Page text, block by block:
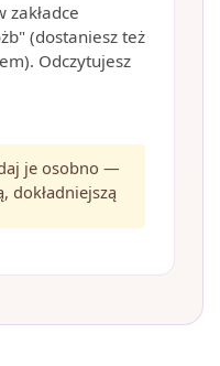
zakładce
(dostaniesz też
Odczytujesz
je osobno —
dokładniejszą